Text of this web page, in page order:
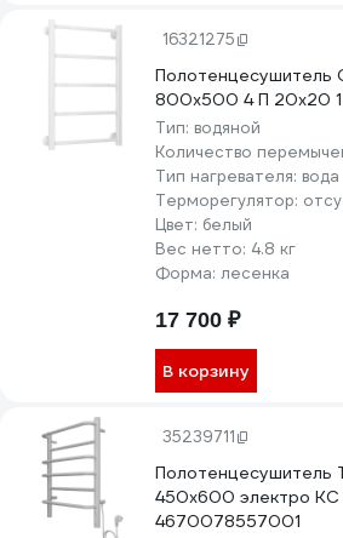
16321275
Полотенцесушитель
800х500 4 П 20х20
Тип: водяной
Количество
Тип нагревателя: вода
Терморегулятор:
Цвет: белый
Вес нетто: 4.8 кг
Форма: лесенка
17 700 ₽
В корзину
35239711
Полотенцесушитель
450x600 электро
4670078557001